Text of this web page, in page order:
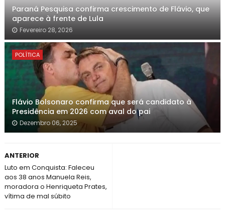
Paraná Pesquisa confirma crescimento de Flávio, que
aparece à frente de Lula
Fevereiro 28, 2026
POLÍTICA
Flávio Bolsonaro confirma que será candidato à
Presidência em 2026 com aval do pai
Dezembro 06, 2025
ANTERIOR
Luto em Conquista: Faleceu
aos 38 anos Manuela Reis,
moradora o Henriqueta Prates,
vítima de mal súbito